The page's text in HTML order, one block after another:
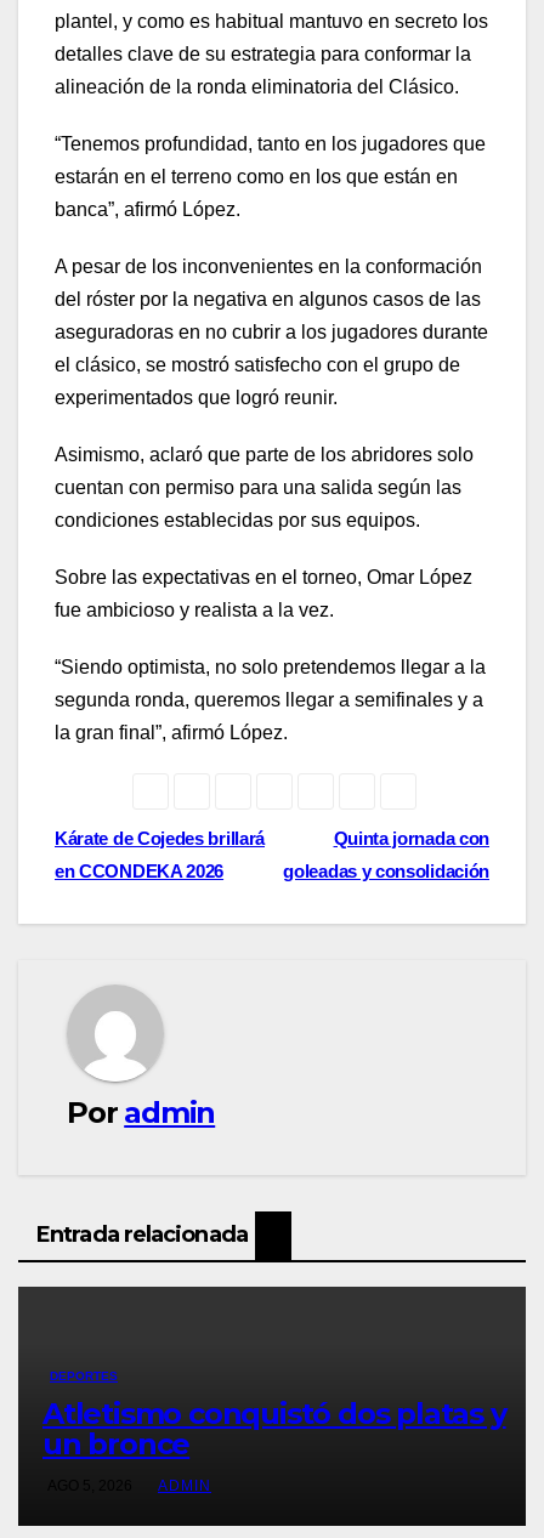
plantel, y como es habitual mantuvo en secreto los
detalles clave de su estrategia para conformar la
alineación de la ronda eliminatoria del Clásico.
“Tenemos profundidad, tanto en los jugadores que
estarán en el terreno como en los que están en
banca”, afirmó López.
A pesar de los inconvenientes en la conformación
del róster por la negativa en algunos casos de las
aseguradoras en no cubrir a los jugadores durante
el clásico, se mostró satisfecho con el grupo de
experimentados que logró reunir.
Asimismo, aclaró que parte de los abridores solo
cuentan con permiso para una salida según las
condiciones establecidas por sus equipos.
Sobre las expectativas en el torneo, Omar López
fue ambicioso y realista a la vez.
“Siendo optimista, no solo pretendemos llegar a la
segunda ronda, queremos llegar a semifinales y a
la gran final”, afirmó López.
Navegación
de
Quinta jornada con
goleadas y consolidación
Kárate de Cojedes brillará
en CCONDEKA 2026
Por admin
Entrada relacionada
DEPORTES
Atletismo conquistó dos platas y
un bronce
ADMIN